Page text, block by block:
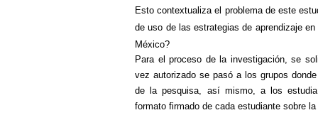
Esto contextualiza el problema de este
de uso de las estrategias de aprendizaje
México?
Para el proceso de la investigación, se
vez autorizado se pasó a los grupos
de la pesquisa, así mismo, a los
formato firmado de cada estudiante sobre